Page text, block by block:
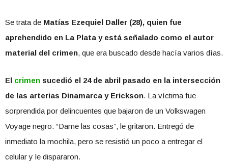
Se trata de Matías Ezequiel Daller (28), quien fue
aprehendido en La Plata y está señalado como el autor
material del crimen, que era buscado desde hacía varios días.
El crimen sucedió el 24 de abril pasado en la intersección
de las arterias Dinamarca y Erickson. La víctima fue
sorprendida por delincuentes que bajaron de un Volkswagen
Voyage negro. “Dame las cosas”, le gritaron. Entregó de
inmediato la mochila, pero se resistió un poco a entregar el
celular y le dispararon.